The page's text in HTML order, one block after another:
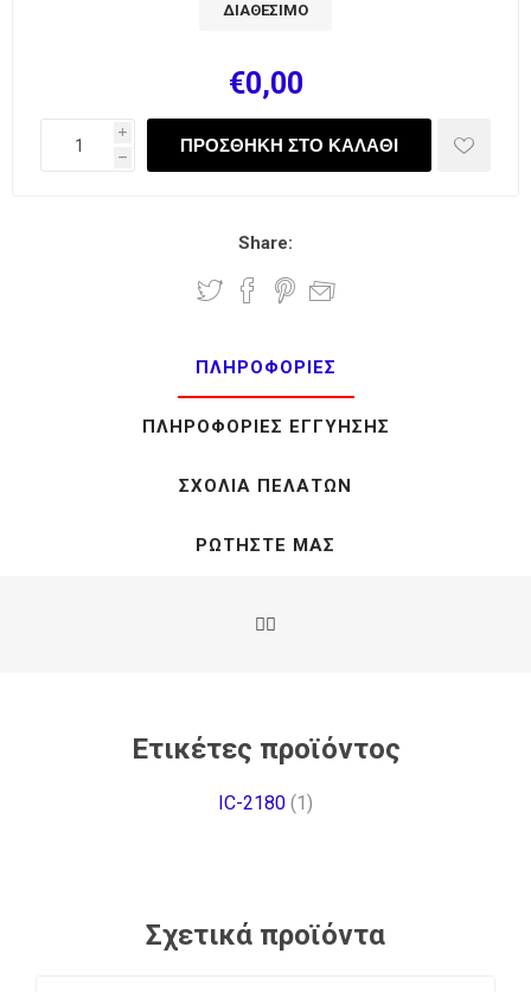
ΔΙΑΘΈΣΙΜΟ
€0,00
i
h
Share:
ΠΛΗΡΟΦΟΡΊΕΣ
ΠΛΗΡΟΦΟΡΊΕΣ ΕΓΓΎΗΣΗΣ
ΣΧΌΛΙΑ ΠΕΛΑΤΏΝ
ΡΩΤΉΣΤΕ ΜΑΣ

Ετικέτες προϊόντος
IC-2180 (1)
Σχετικά προϊόντα